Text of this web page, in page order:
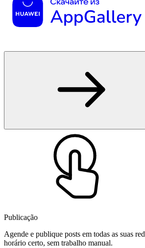
Publicação
Agende e publique posts em todas as suas
horário certo, sem trabalho manual.